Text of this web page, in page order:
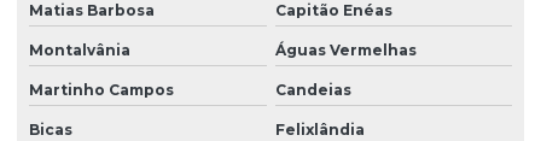
Matias Barbosa Capitão Enéas
Montalvânia Águas Vermelhas
Martinho Campos Candeias
Bicas Felixlândia